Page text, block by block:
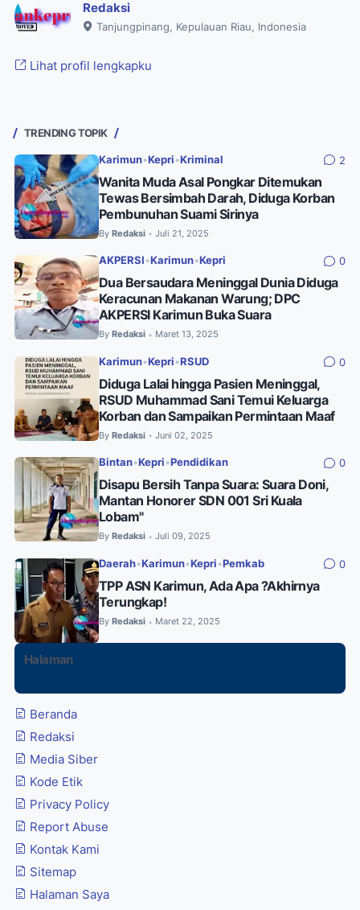
Redaksi
Tanjungpinang, Kepulauan Riau, Indonesia
Lihat profil lengkapku
TRENDING TOPIK
Karimun•Kepri •Kriminal 2
Wanita Muda Asal Pongkar Ditemukan
Tewas Bersimbah Darah, Diduga Korban
Pembunuhan Suami Sirinya
By Redaksi • Juli 21, 2025
AKPERSI •Karimun•Kepri 0
Dua Bersaudara Meninggal Dunia Diduga
Keracunan Makanan Warung; DPC
AKPERSI Karimun Buka Suara
By Redaksi • Maret 13, 2025
Karimun•Kepri •RSUD 0
Diduga Lalai hingga Pasien Meninggal,
RSUD Muhammad Sani Temui Keluarga
Korban dan Sampaikan Permintaan Maaf
By Redaksi • Juni 02, 2025
Bintan•Kepri •Pendidikan 0
Disapu Bersih Tanpa Suara: Suara Doni,
Mantan Honorer SDN 001 Sri Kuala
Lobam"
By Redaksi • Juli 09, 2025
Daerah•Karimun•Kepri •Pemkab 0
TPP ASN Karimun, Ada Apa ?Akhirnya
Terungkap!
By Redaksi • Maret 22, 2025
Halaman
Beranda
Redaksi
Media Siber
Kode Etik
Privacy Policy
Report Abuse
Kontak Kami
Sitemap
Halaman Saya